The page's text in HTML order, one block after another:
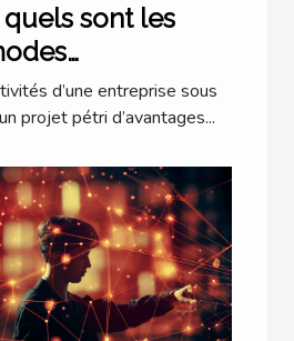
sont les
à l’étranger ?
d’une entreprise sous
projet pétri d’avantages...